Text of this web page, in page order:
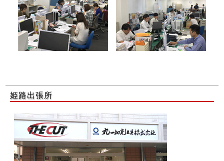
姫路出張所